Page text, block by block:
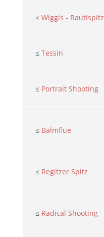
≤ Wiggis - Rautispitz
≤ Tessin
≤ Portrait Shooting
≤ Balmflue
≤ Regitzer Spitz
≤ Radical Shooting